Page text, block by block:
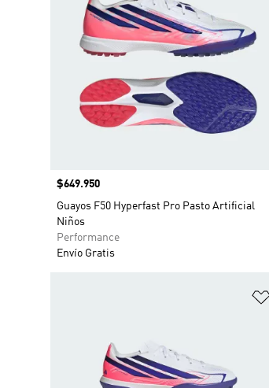
Precio
$649.950
Guayos F50 Hyperfast Pro Pasto Artificial
Niños
Performance
Envío Gratis